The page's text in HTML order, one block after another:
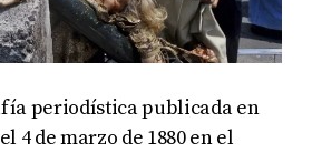
periodística publicada en
4 de marzo de 1880 en el